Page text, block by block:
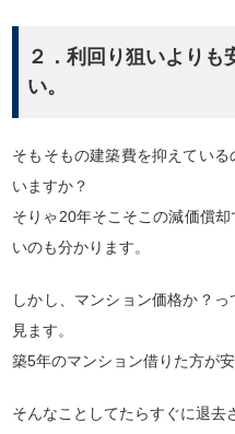
２．利回り狙いよりも
い。
そもそもの建築費を抑えてい
いますか？
そりゃ20年そこそこの減価償
いのも分かります。
しかし、マンション価格か？
見ます。
築5年のマンション借りた方が
そんなことしてたらすぐに退去